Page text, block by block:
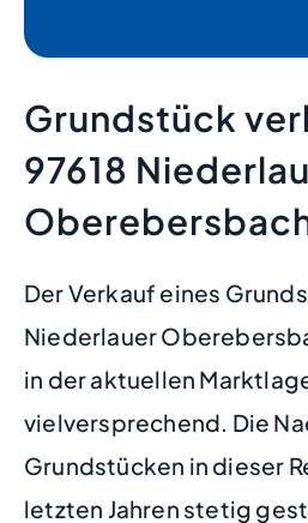
Grundstück
97618
Der Verkauf eines
Niederlauer
in der aktuellen
vielversprechend. Die
Grundstücken in dieser
letzten Jahren stetig